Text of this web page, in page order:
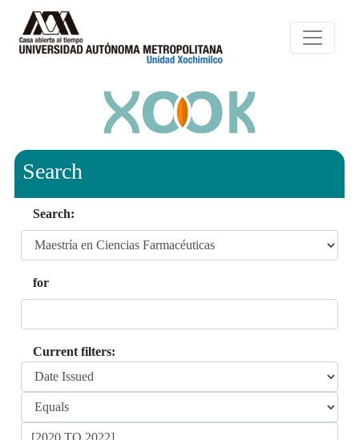
Search
Search:
for
Current filters: